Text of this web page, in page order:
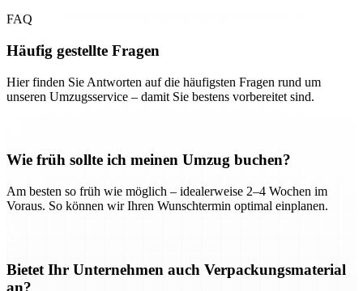
FAQ
Häufig gestellte Fragen
Hier finden Sie Antworten auf die häufigsten Fragen rund um
unseren Umzugsservice – damit Sie bestens vorbereitet sind.
Wie früh sollte ich meinen Umzug buchen?
Am besten so früh wie möglich – idealerweise 2–4 Wochen im
Voraus. So können wir Ihren Wunschtermin optimal einplanen.
Bietet Ihr Unternehmen auch Verpackungsmaterial
an?